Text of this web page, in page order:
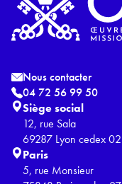
Nous contacter
04 72 56 99 50
Siège social
12, rue Sala
69287 Lyon cedex 02
Paris
5, rue Monsieur